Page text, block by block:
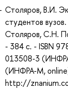
Столяров, В.И.
студентов
Столяров, С.Н.
- 384 с. - ISBN
013508-3
(ИНФРА-М,
http://